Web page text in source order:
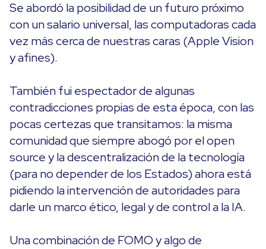
Se abordó la posibilidad de un futuro próximo
con un salario universal, las computadoras cada
vez más cerca de nuestras caras (Apple Vision
y afines).
También fui espectador de algunas
contradicciones propias de esta época, con las
pocas certezas que transitamos: la misma
comunidad que siempre abogó por el open
source y la descentralización de la tecnología
(para no depender de los Estados) ahora está
pidiendo la intervención de autoridades para
darle un marco ético, legal y de control a la IA.
Una combinación de FOMO y algo de